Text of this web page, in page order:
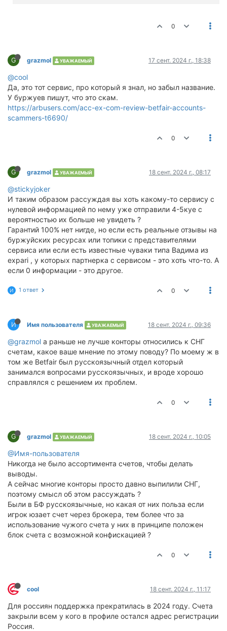
0
G grazmol УВАЖАЕМЫЙ 17 сент. 2024 г., 18:38
@cool
Да, это тот сервис, про который я знал, но забыл название.
У буржуев пишут, что это скам.
https://arbusers.com/acc-ex-com-review-betfair-accounts-
scammers-t6690/
0
G grazmol УВАЖАЕМЫЙ 18 сент. 2024 г., 08:17
@stickyjoker
И таким образом рассуждая вы хоть какому-то сервису с
нулевой информацией по нему уже отправили 4-5куе с
вероятностью их больше не увидеть ?
Гарантий 100% нет нигде, но если есть реальные отзывы на
буржуйских ресурсах или топики с представителями
сервиса или если есть известные чуваки типа Вадима из
expari , у которых партнерка с сервисом - это хоть что-то. А
если 0 информации - это другое.
И 1 ответ 0
И Имя пользователя УВАЖАЕМЫЙ 18 сент. 2024 г., 09:36
@grazmol а раньше не лучше конторы относились к СНГ
счетам, какое ваше мнение по этому поводу? По моему ж в
том же Betfair был русскоязычный отдел который
занимался вопросами русскоязычных, и вроде хорошо
справлялся с решением их проблем.
0
G grazmol УВАЖАЕМЫЙ 18 сент. 2024 г., 10:05
@Имя-пользователя
Никогда не было ассортимента счетов, чтобы делать
выводы.
А сейчас многие конторы просто давно выпилили СНГ,
поэтому смысл об этом рассуждать ?
Были в БФ русскоязычные, но какая от них польза если
игрок юзает счет через брокера, тем более что за
использование чужого счета у них в принципе положен
блок счета с возможной конфискацией ?
0
cool 18 сент. 2024 г., 11:17
Для россиян поддержка прекратилась в 2024 году. Счета
закрыли всем у кого в профиле остался адрес регистрации
Россия.